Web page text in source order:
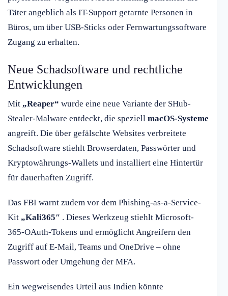
Täter angeblich als IT-Support getarnte Personen in
Büros, um über USB-Sticks oder Fernwartungssoftware
Zugang zu erhalten.
Neue Schadsoftware und rechtliche
Entwicklungen
Mit „Reaper“ wurde eine neue Variante der SHub-
Stealer-Malware entdeckt, die speziell macOS-Systeme
angreift. Die über gefälschte Websites verbreitete
Schadsoftware stiehlt Browserdaten, Passwörter und
Kryptowährungs-Wallets und installiert eine Hintertür
für dauerhaften Zugriff.
Das FBI warnt zudem vor dem Phishing-as-a-Service-
Kit „Kali365″ . Dieses Werkzeug stiehlt Microsoft-
365-OAuth-Tokens und ermöglicht Angreifern den
Zugriff auf E-Mail, Teams und OneDrive – ohne
Passwort oder Umgehung der MFA.
Ein wegweisendes Urteil aus Indien könnte